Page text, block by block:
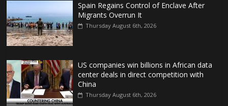
Spain Regains Control of Enclave After
Migrants Overrun It
Thursday August 6th, 2026
US companies win billions in African data
center deals in direct competition with
China
Thursday August 6th, 2026